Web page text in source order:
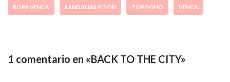
ROPA VENCA SANDALIAS PITON TOP BOHO VENCA
1 comentario en «BACK TO THE CITY»